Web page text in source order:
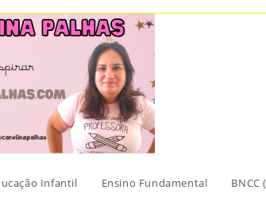
Infantil Ensino Fundamental